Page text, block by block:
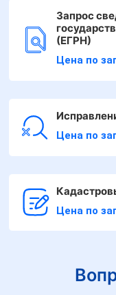
Запрос
(ЕГРН)
Цена по
Цена по
Цена по